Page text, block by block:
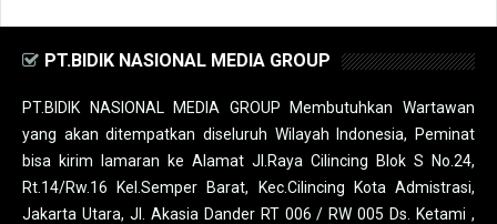
PT.BIDIK NASIONAL MEDIA GROUP
PT.BIDIK NASIONAL MEDIA GROUP Membutuhkan Wartawan
yang akan ditempatkan diseluruh Wilayah Indonesia, Peminat
bisa kirim lamaran ke Alamat Jl.Raya Cilincing Blok S No.24,
Rt.14/Rw.16 Kel.Semper Barat, Kec.Cilincing Kota Admistrasi,
Jakarta Utara, Jl. Akasia Dander RT 006 / RW 005 Ds. Ketami ,